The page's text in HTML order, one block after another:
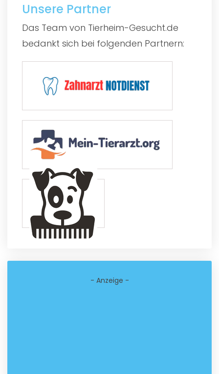
Unsere Partner
Das Team von Tierheim-Gesucht.de
bedankt sich bei folgenden Partnern:
- Anzeige -